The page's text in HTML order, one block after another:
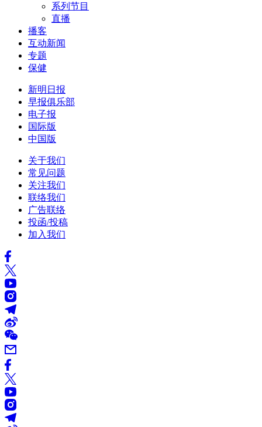
系列节目
直播
播客
互动新闻
专题
保健
新明日报
早报俱乐部
电子报
国际版
中国版
关于我们
常见问题
关注我们
联络我们
广告联络
投函/投稿
加入我们